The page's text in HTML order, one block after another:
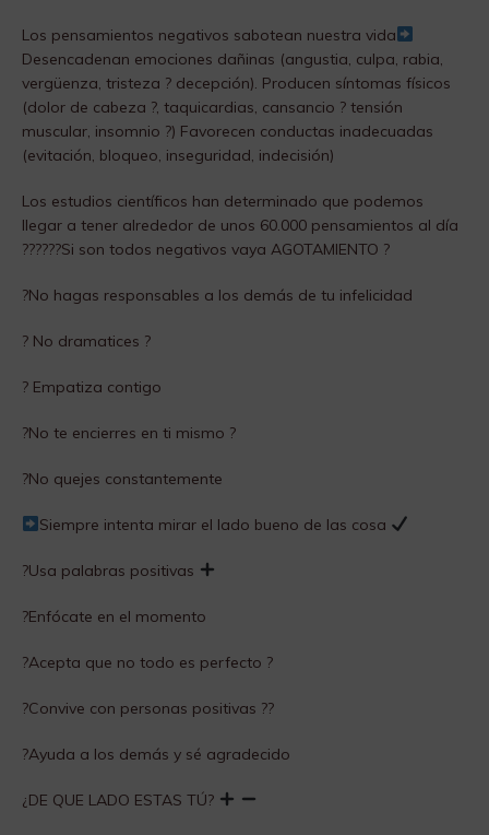
Los pensamientos negativos sabotean nuestra vida
Desencadenan emociones dañinas (angustia, culpa, rabia,
vergüenza, tristeza ? decepción). Producen síntomas físicos
(dolor de cabeza ?, taquicardias, cansancio ? tensión
muscular, insomnio ?) Favorecen conductas inadecuadas
(evitación, bloqueo, inseguridad, indecisión)
Los estudios científicos han determinado que podemos
llegar a tener alrededor de unos 60.000 pensamientos al día
??????Si son todos negativos vaya AGOTAMIENTO ?
?No hagas responsables a los demás de tu infelicidad
? No dramatices ?
? Empatiza contigo
?No te encierres en ti mismo ?
?No quejes constantemente
Siempre intenta mirar el lado bueno de las cosa
?Usa palabras positivas
?Enfócate en el momento
?Acepta que no todo es perfecto ?
?Convive con personas positivas ??
?Ayuda a los demás y sé agradecido
¿DE QUE LADO ESTAS TÚ?